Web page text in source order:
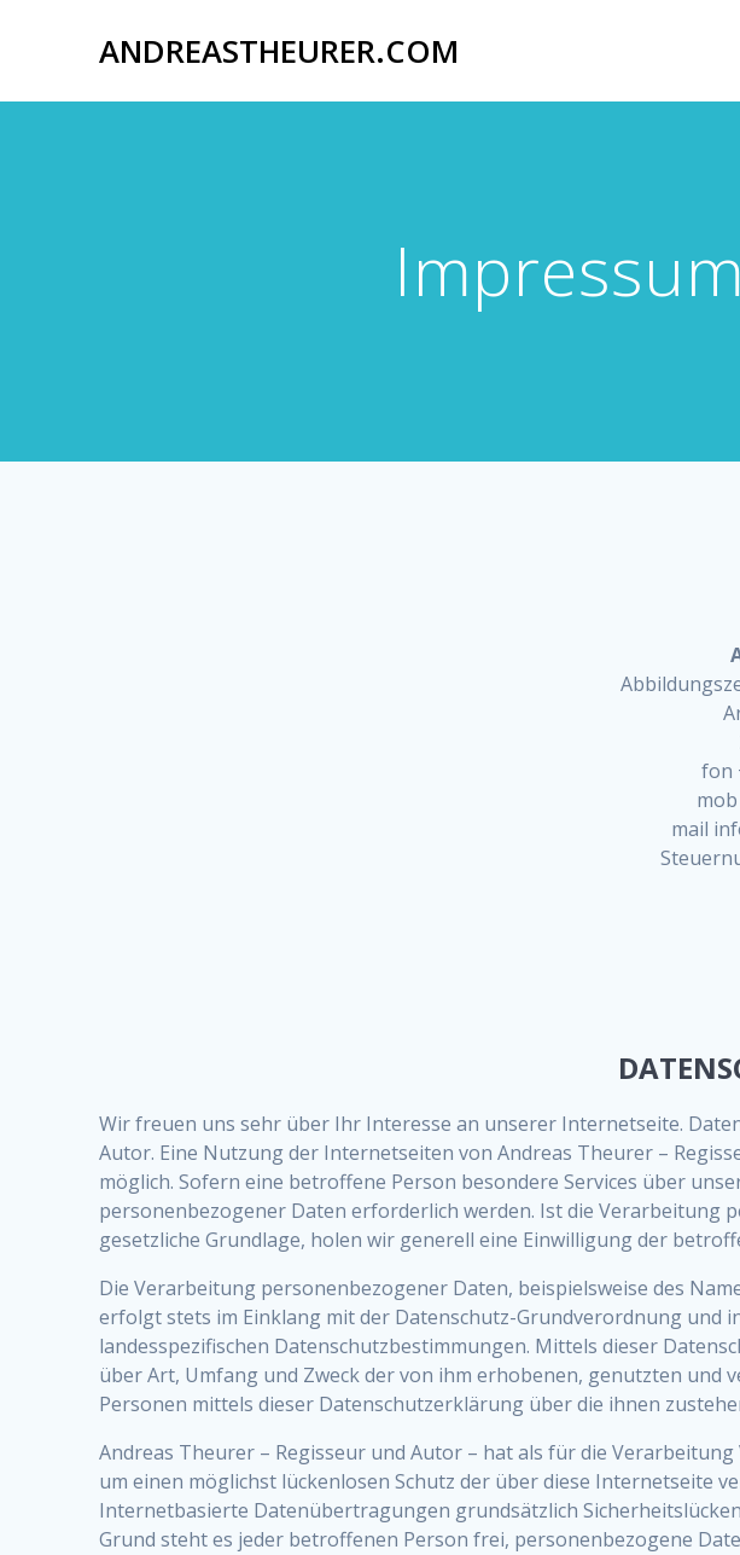
ANDREASTHEURER.COM
fon
mail
Wir freuen uns sehr über Ihr Interesse an unserer Internetseite.
Autor. Eine Nutzung der Internetseiten von Andreas Theurer –
möglich. Sofern eine betroffene Person besondere Services über
personenbezogener Daten erforderlich werden. Ist die
gesetzliche Grundlage, holen wir generell eine Einwilligung der
Die Verarbeitung personenbezogener Daten, beispielsweise des
erfolgt stets im Einklang mit der Datenschutz-Grundverordnung und
landesspezifischen Datenschutzbestimmungen. Mittels dieser
über Art, Umfang und Zweck der von ihm erhobenen, genutzten
Personen mittels dieser Datenschutzerklärung über die ihnen
Andreas Theurer – Regisseur und Autor – hat als für die
um einen möglichst lückenlosen Schutz der über diese Internetseite
Internetbasierte Datenübertragungen grundsätzlich
Grund steht es jeder betroffenen Person frei, personenbezogene